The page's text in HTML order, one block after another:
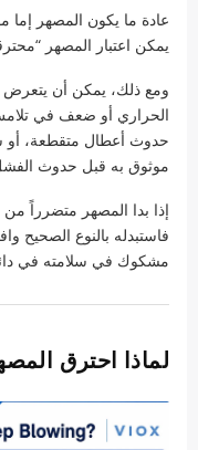
عادة ما يكون المصهر إما
يمكن اعتبار المصهر
ومع ذلك، يمكن أن يتعرض
الحراري أو ضعف في
حدوث أعطال متقطعة، أو
موثوق به قبل حدوث
إذا بدا المصهر متضرراً من
فاستبدله بالنوع الصحيح
مشكوك في سلامته في
لماذا احترق